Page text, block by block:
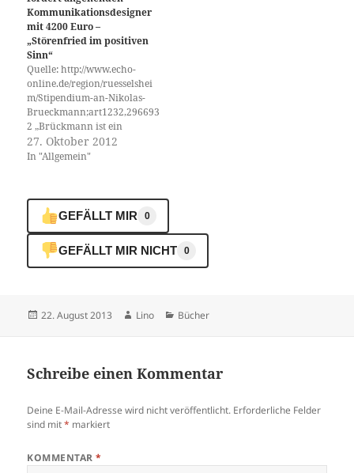
Ihre eigene Entscheidung!
Informieren Sie sich:
www.patverfü.de Neo-Nazi-
Eugenik…
Kommunikationsdesigner
mit 4200 Euro –
„Störenfried im positiven
Sinn“
Quelle: http://www.echo-
online.de/region/ruesselshei
m/Stipendium-an-Nikolas-
Brueckmann;art1232,296693
2 „Brückmann ist ein
Störenfried im positiven
Sinne, ein visueller Forscher
Wahrnehmungsmöglichkeite
n und schaffen eine aktive
Teilnahme des Betrachters“,
schreibt Heiner Blum,
Professor an der Hochschule
für Gestaltung Offenbach
vergangenen Woche
entschied die Jury unter…
27. Oktober 2012
In "Allgemein"
GEFÄLLT MIR 0
GEFÄLLT MIR NICHT 0
Veröffentlicht
22. August 2013 Autor
Lino Kategorien
Bücher
Schreibe einen Kommentar
Deine E-Mail-Adresse wird nicht veröffentlicht. Erforderliche Felder
sind mit* markiert
KOMMENTAR*